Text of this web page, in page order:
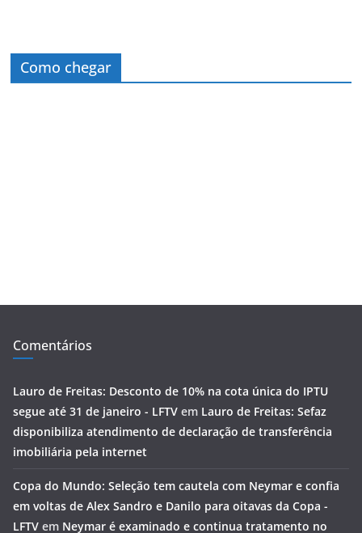
Como chegar
Comentários
Lauro de Freitas: Desconto de 10% na cota única do IPTU
segue até 31 de janeiro - LFTV em Lauro de Freitas: Sefaz
disponibiliza atendimento de declaração de transferência
imobiliária pela internet
Copa do Mundo: Seleção tem cautela com Neymar e confia
em voltas de Alex Sandro e Danilo para oitavas da Copa -
LFTV em Neymar é examinado e continua tratamento no